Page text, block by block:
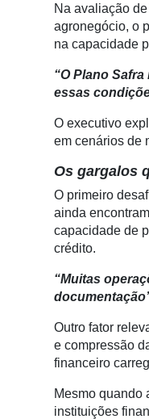
Precisão
Robótica
Conectividade
Commerce
Agricultura
Software
Empresarial
Tecnologia
Na avaliação
agronegócio, o
na capacidade
“O Plano
essas
O executivo
em cenários de
Os gargalos
O primeiro
ainda
capacidade de
crédito.
“Muitas
Outro fator
e compressão
financeiro
Mesmo quando
instituições